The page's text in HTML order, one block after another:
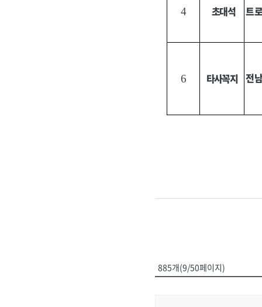
4 초대석 트
6 타사꼭지 전
885개(9/50페이지)